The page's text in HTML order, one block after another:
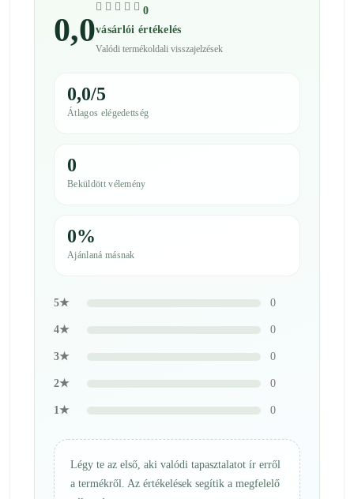
0,0
0
vásárlói értékelés
Valódi termékoldali visszajelzések
0,0/5
Átlagos elégedettség
0
Beküldött vélemény
0%
Ajánlaná másnak
5★ 0
4★ 0
3★ 0
2★ 0
1★ 0
Légy te az első, aki valódi tapasztalatot ír erről
a termékről. Az értékelések segítik a megfelelő